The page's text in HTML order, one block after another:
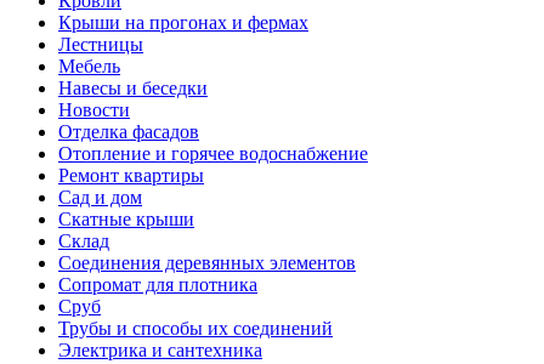
Крыши на прогонах и фермах
Лестницы
Мебель
Навесы и беседки
Новости
Отделка фасадов
Отопление и горячее водоснабжение
Ремонт квартиры
Сад и дом
Скатные крыши
Склад
Соединения деревянных элементов
Сопромат для плотника
Сруб
Трубы и способы их соединений
Электрика и сантехника